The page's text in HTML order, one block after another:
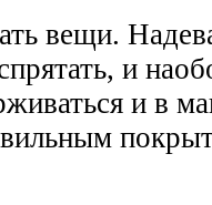
вещи.
и
и в